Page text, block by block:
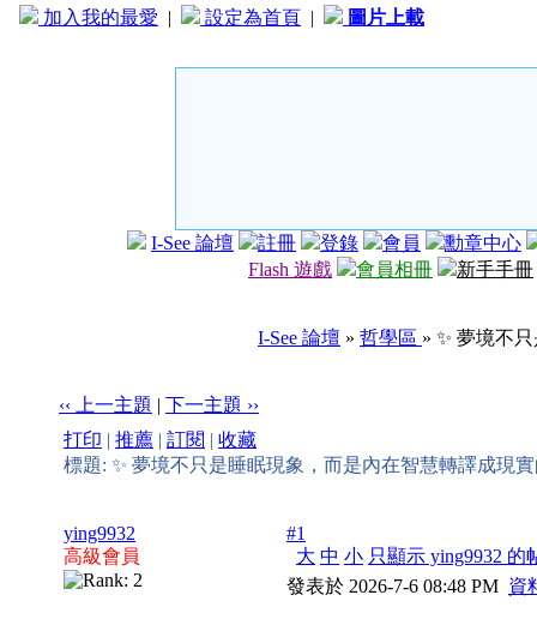
加入我的最愛 | 設定為首頁 | 圖片上載
I-See 論壇 註冊 登錄 會員
勳章中心
Flash 遊戲
會員相冊 新手手冊
I-See 論壇 » 哲學區 » ✨ 夢境不
‹‹ 上一主題 | 下一主題 ››
打印 | 推薦 | 訂閱 | 收藏
標題: ✨ 夢境不只是睡眠現象，而是內在智慧轉譯成現
ying9932
高級會員
#1
大 中 小 只顯示 ying9932 的
發表於 2026-7-6 08:48 PM 資